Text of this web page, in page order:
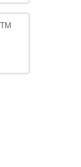
TM